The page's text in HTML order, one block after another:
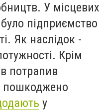
У місцевих
підприємство
Як наслідок -
Крім
потрапив
пошкоджено
у